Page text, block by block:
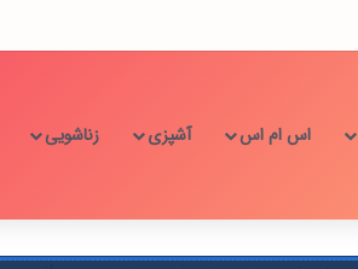
اس ام اس آشپزی زناشویی